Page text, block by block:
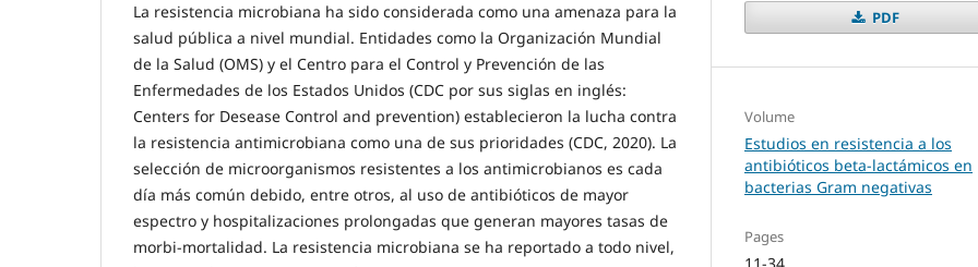
La resistencia microbiana ha sido considerada como una amenaza para la
salud pública a nivel mundial. Entidades como la Organización Mundial
de la Salud (OMS) y el Centro para el Control y Prevención de las
Enfermedades de los Estados Unidos (CDC por sus siglas en inglés:
Centers for Desease Control and prevention) establecieron la lucha contra
la resistencia antimicrobiana como una de sus prioridades (CDC, 2020). La
selección de microorganismos resistentes a los antimicrobianos es cada
día más común debido, entre otros, al uso de antibióticos de mayor
espectro y hospitalizaciones prolongadas que generan mayores tasas de
morbi-mortalidad. La resistencia microbiana se ha reportado a todo nivel,
PDF
Volume
Estudios en resistencia a los
antibióticos beta-lactámicos en
bacterias Gram negativas
Pages